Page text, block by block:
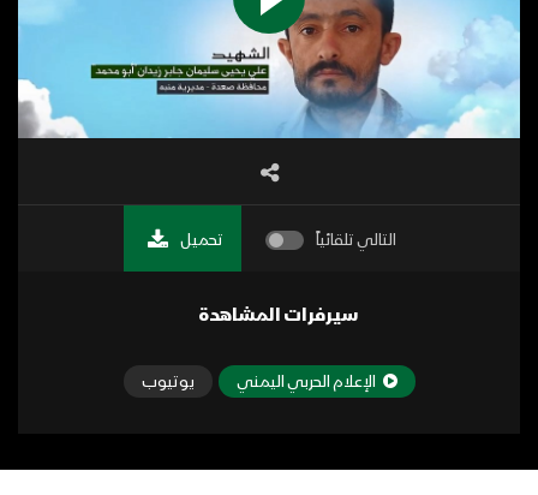
التالي تلقائياً تحميل
سيرفرات المشاهدة
الإعلام الحربي اليمني يوتيوب